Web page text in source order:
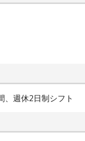
週休2日制シフト